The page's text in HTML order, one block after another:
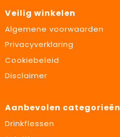
Veilig winkelen
Algemene voorwaarden
Privacyverklaring
Cookiebeleid
Disclaimer
Aanbevolen categorieën
Drinkflessen